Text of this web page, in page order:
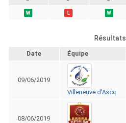
W L W
Résultats
Date Équipe
09/06/2019
Villeneuve d’Ascq
08/06/2019